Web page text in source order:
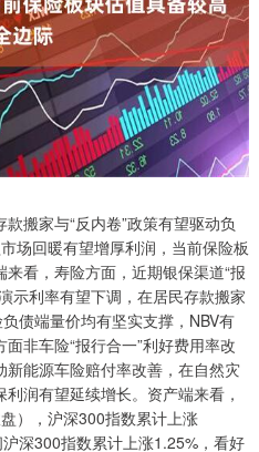
搬家与“反内卷”政策有望驱动负
场回暖有望增厚利润，当前保险板
看，寿险方面，近期银保渠道“报
示利率有望下调，在居民存款搬家
债端量价均有坚实支撑，NBV有
非车险“报行合一”利好费用率改
能源车险赔付率改善，在自然灾
润有望延续增长。资产端来看，
），沪深300指数累计上涨
深300指数累计上涨1.25%，看好